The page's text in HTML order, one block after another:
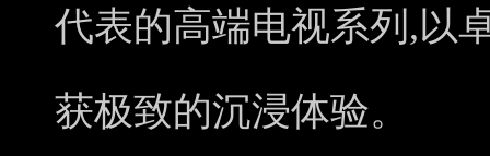
代表的高端电视系列,以
获极致的沉浸体验。